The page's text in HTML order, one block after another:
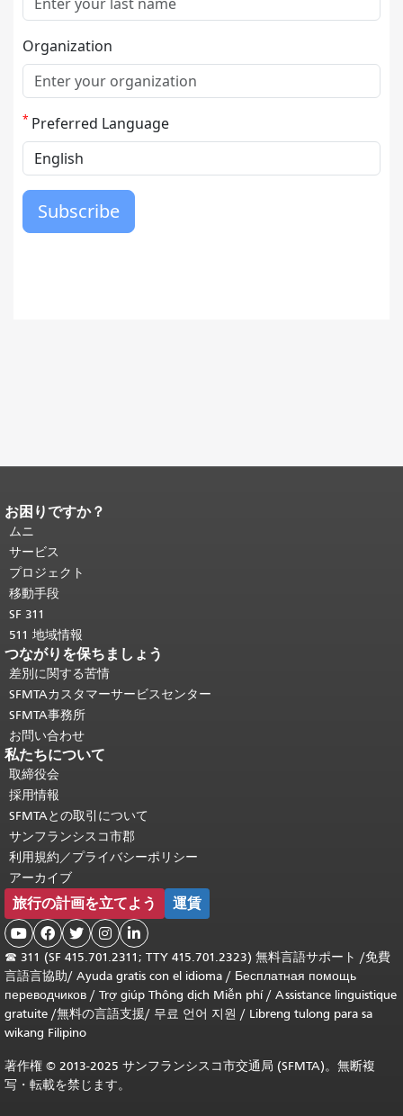
ページコンテンツの終わり。
ジの残りの部分はすべてのページで繰
り返されます。
頭に戻る。
お困りですか？
ムニ
サービス
プロジェクト
移動手段
SF 311
511 地域情報
つながりを保ちましょう
差別に関する苦情
SFMTAカスタマーサービスセンター
SFMTA事務所
お問い合わせ
私たちについて
取締役会
採用情報
SFMTAとの取引について
サンフランシスコ市郡
利用規約／プライバシーポリシー
アーカイブ
旅行の計画を立てよう 運賃
    
☎ 311 (SF 415.701.2311; TTY 415.701.2323) 無料言語サポート /免費
言語言協助/ Ayuda gratis con el idioma / Бесплатная помощь
переводчиков / Trợ giúp Thông dịch Miễn phí/ Assistance linguistique
gratuite /無料の言語支援/ 무료 언어 지원 / Libreng tulong para sa
wikang Filipino
著作権 © 2013-2025 サンフランシスコ市交通局 (SFMTA)。無断複
写・転載を禁じます。